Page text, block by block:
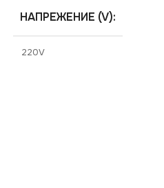
НАПРЕЖЕНИЕ (V)
220V